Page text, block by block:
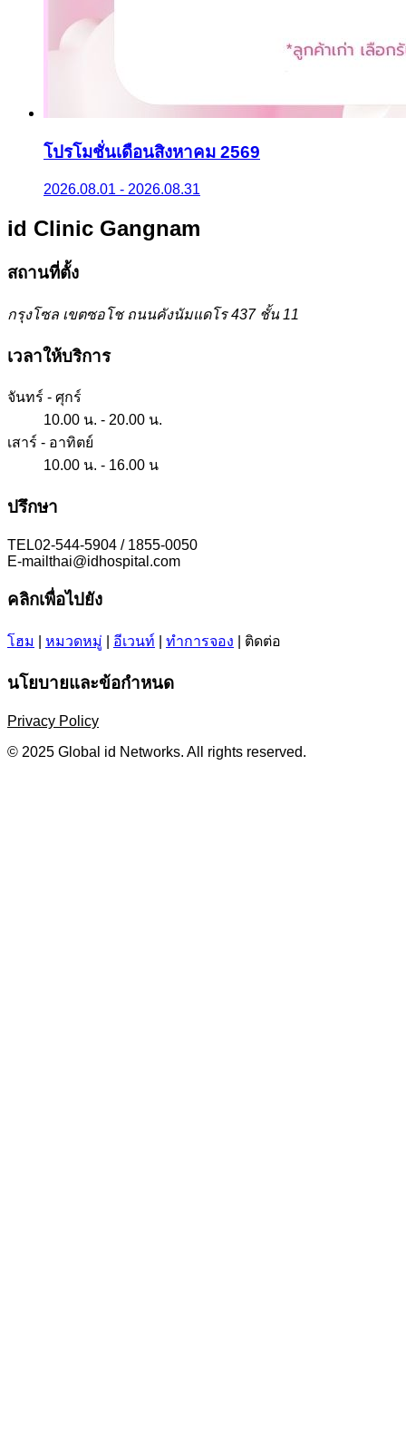
โปรโมชั่นเดือนสิงหาคม 2569
2026.08.01 - 2026.08.31
id Clinic Gangnam
สถานที่ตั้ง
กรุงโซล เขตซอโช ถนนคังนัมแดโร 437 ชั้น 11
เวลาให้บริการ
จันทร์ - ศุกร์
10.00 น. - 20.00 น.
เสาร์ - อาทิตย์
10.00 น. - 16.00 น
ปรึกษา
TEL02-544-5904 / 1855-0050
E-mail thai@idhospital.com
คลิกเพื่อไปยัง
โฮม หมวดหมู่ อีเวนท์ ทำการจอง ติดต่อ
นโยบายและข้อกำหนด
Privacy Policy
© 2025 Global id Networks. All rights reserved.